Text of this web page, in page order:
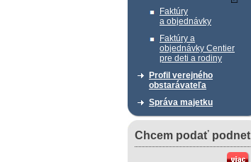
Faktúry
a objednávky
Faktúry a
objednávky Centier
pre deti a rodiny
Profil verejného
obstarávateľa
Správa majetku
Chcem podať podnet